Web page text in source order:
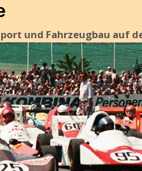
und Fahrzeugbau auf